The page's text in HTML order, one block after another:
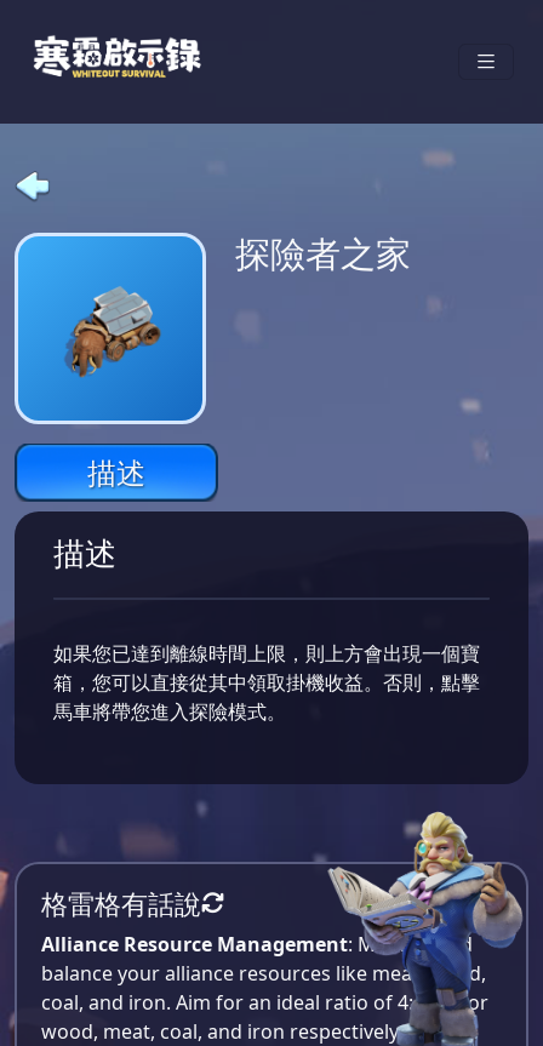
探險者之家
描述
描述
如果您已達到離線時間上限，則上方會出現一個寶
箱，您可以直接從其中領取掛機收益。否則，點擊
馬車將帶您進入探險模式。
格雷格有話說
Alliance Resource Management: Monitor and
balance your alliance resources like meat, wood,
coal, and iron. Aim for an ideal ratio of 4:4:2:1 for
wood, meat, coal, and iron respectively​.